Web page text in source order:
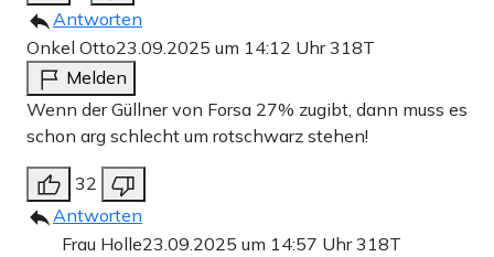
Antworten
Onkel Otto23.09.2025 um 14:12 Uhr318T
Melden
Wenn der Güllner von Forsa 27% zugibt, dann muss es
schon arg schlecht um rotschwarz stehen!
32
Antworten
Frau Holle23.09.2025 um 14:57 Uhr318T